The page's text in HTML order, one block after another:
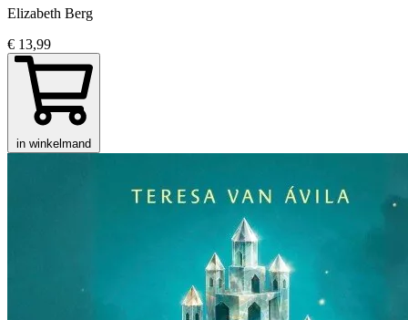
Elizabeth Berg
€ 13,99
in winkelmand